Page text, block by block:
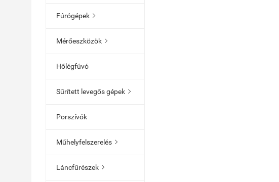
Fúrógépek 
Mérőeszközök 
Hőlégfúvó
Sűrített levegős gépek 
Porszívók
Műhelyfelszerelés 
Láncfűrészek 